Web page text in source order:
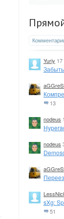
Yuriy
13
nodeus
nodeus
sXg:
51